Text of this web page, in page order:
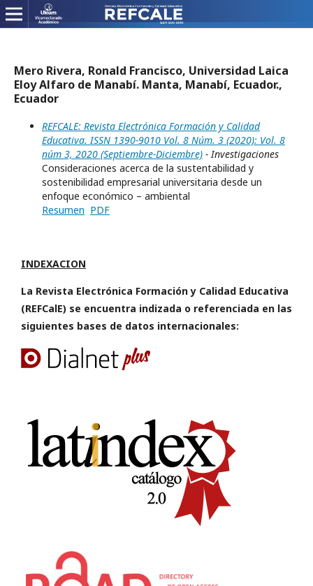
Mero Rivera, Ronald Francisco, Universidad Laica
Eloy Alfaro de Manabí. Manta, Manabí, Ecuador.,
Ecuador
REFCALE: Revista Electrónica Formación y Calidad
Educativa. ISSN 1390-9010 Vol. 8 Núm. 3 (2020): Vol. 8
núm 3, 2020 (Septiembre-Diciembre) - Investigaciones
Consideraciones acerca de la sustentabilidad y
sostenibilidad empresarial universitaria desde un
enfoque económico – ambiental
Resumen PDF
INDEXACION
La Revista Electrónica Formación y Calidad Educativa
(REFCalE) se encuentra indizada o referenciada en las
siguientes bases de datos internacionales: